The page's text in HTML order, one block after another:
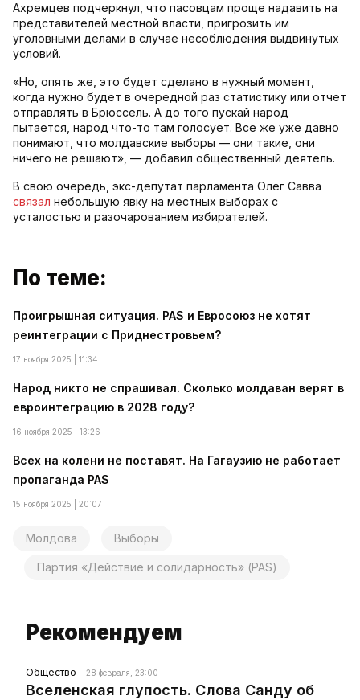
Ахремцев подчеркнул, что пасовцам проще надавить на
представителей местной власти, пригрозить им
уголовными делами в случае несоблюдения выдвинутых
условий.
«Но, опять же, это будет сделано в нужный момент,
когда нужно будет в очередной раз статистику или отчет
отправлять в Брюссель. А до того пускай народ
пытается, народ что-то там голосует. Все же уже давно
понимают, что молдавские выборы — они такие, они
ничего не решают», — добавил общественный деятель.
В свою очередь, экс-депутат парламента Олег Савва
связал небольшую явку на местных выборах с
усталостью и разочарованием избирателей.
По теме:
Проигрышная ситуация. PAS и Евросоюз не хотят
реинтеграции с Приднестровьем?
17 ноября 2025 | 11:34
Народ никто не спрашивал. Сколько молдаван верят в
евроинтеграцию в 2028 году?
16 ноября 2025 | 13:26
Всех на колени не поставят. На Гагаузию не работает
пропаганда PAS
15 ноября 2025 | 20:07
Молдова Выборы
Партия «Действие и солидарность» (PAS)
Рекомендуем
Общество 28 февраля, 23:00
Вселенская глупость. Слова Санду об